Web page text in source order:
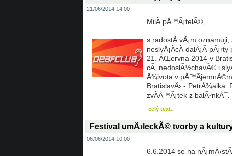
21/06/2014 14:00
MilÃ­ pÅ™Ã¡telÃ©,
s radostÃ­ vÃ¡m
neslyÅ¡Ã­cÃ­ dalÅ¡Ã­
21. ÄŒervna 2014 v
cÃ­, nedoslÃ½chavÃ© i
Å¾ivota v pÅ™Ã­jemnÃ©m
BratislavÄ› - PetrÅ¾alka.
zvÃ­Å™Ã¡tek z balÃ³nkÅ¯.
celý text..
Festival umÄ›leckÃ© tvorby a
06/06/2014 10:00
6.6.2014 se na